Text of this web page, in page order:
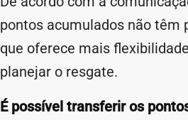
pontos acumulados não têm
que oferece mais
planejar o resgate.
É possível transferir os